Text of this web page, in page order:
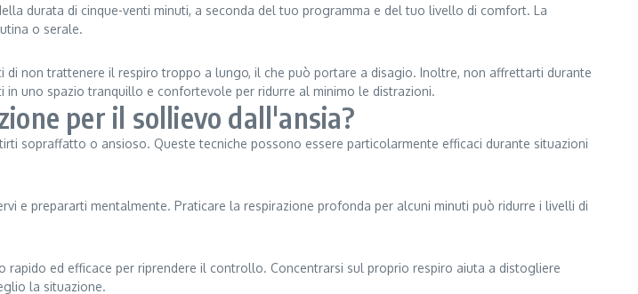
durata di cinque-venti minuti, a seconda del tuo programma e del tuo livello di comfort. La
o serale.
di non trattenere il respiro troppo a lungo, il che può portare a disagio. Inoltre, non affrettarti durante
uno spazio tranquillo e confortevole per ridurre al minimo le distrazioni.
per il sollievo dall'ansia?
sopraffatto o ansioso. Queste tecniche possono essere particolarmente efficaci durante situazioni
e prepararti mentalmente. Praticare la respirazione profonda per alcuni minuti può ridurre i livelli di
ed efficace per riprendere il controllo. Concentrarsi sul proprio respiro aiuta a distogliere
la situazione.